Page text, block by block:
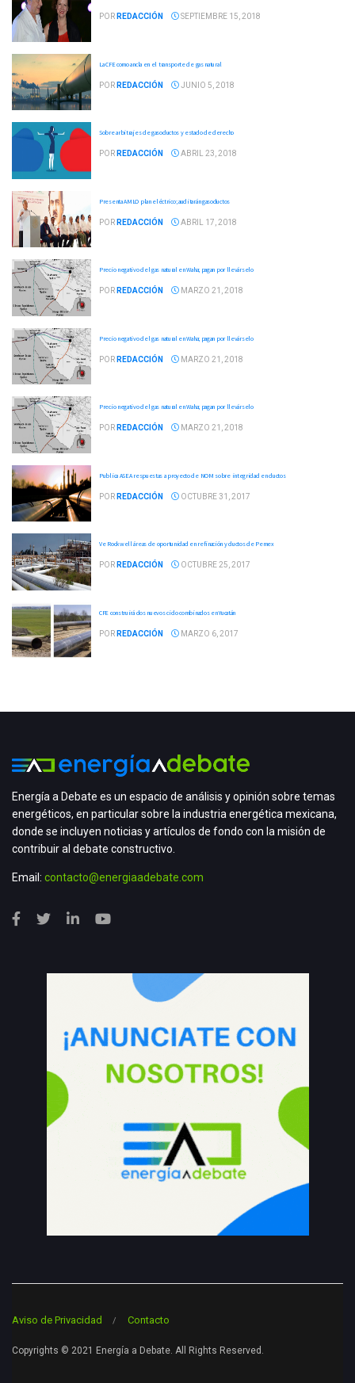
POR REDACCIÓN SEPTIEMBRE 15, 2018
La CFE como ancla en el transporte de gas natural
POR REDACCIÓN JUNIO 5, 2018
Sobre arbitrajes de gasoductos y estado de derecho
POR REDACCIÓN ABRIL 23, 2018
Presenta AMLO plan eléctrico; auditarán gasoductos
POR REDACCIÓN ABRIL 17, 2018
Precio negativo del gas natural en Waha; pagan por llevárselo
POR REDACCIÓN MARZO 21, 2018
Precio negativo del gas natural en Waha; pagan por llevárselo
POR REDACCIÓN MARZO 21, 2018
Precio negativo del gas natural en Waha; pagan por llevárselo
POR REDACCIÓN MARZO 21, 2018
Publica ASEA respuestas a proyecto de NOM sobre integridad en ductos
POR REDACCIÓN OCTUBRE 31, 2017
Ve Rockwell áreas de oportunidad en refinación y ductos de Pemex
POR REDACCIÓN OCTUBRE 25, 2017
CFE construirá dos nuevos ciclo combinados en Yucatán
POR REDACCIÓN MARZO 6, 2017
Energía a Debate es un espacio de análisis y opinión sobre temas
energéticos, en particular sobre la industria energética mexicana,
donde se incluyen noticias y artículos de fondo con la misión de
contribuir al debate constructivo.
Email: contacto@energiaadebate.com
Aviso de Privacidad Contacto
Copyrights © 2021 Energía a Debate. All Rights Reserved.